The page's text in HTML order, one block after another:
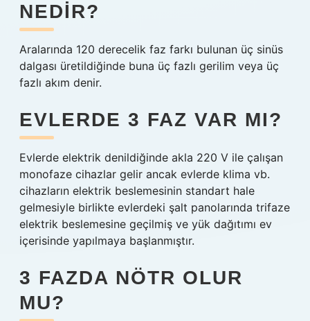
NEDIR?
Aralarında 120 derecelik faz farkı bulunan üç sinüs
dalgası üretildiğinde buna üç fazlı gerilim veya üç
fazlı akım denir.
EVLERDE 3 FAZ VAR MI?
Evlerde elektrik denildiğinde akla 220 V ile çalışan
monofaze cihazlar gelir ancak evlerde klima vb.
cihazların elektrik beslemesinin standart hale
gelmesiyle birlikte evlerdeki şalt panolarında trifaze
elektrik beslemesine geçilmiş ve yük dağıtımı ev
içerisinde yapılmaya başlanmıştır.
3 FAZDA NÖTR OLUR
MU?